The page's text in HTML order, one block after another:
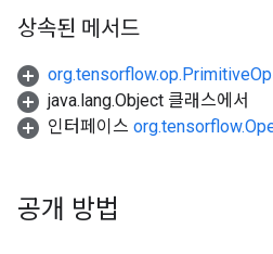
상속된 메서드
org.tensorflow.op.PrimitiveOp
java.lang.Object 클래스에서
인터페이스
공개 방법